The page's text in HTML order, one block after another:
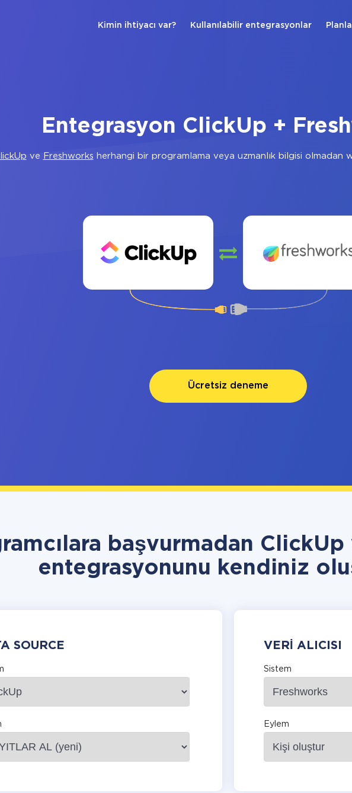
Kimin ihtiyacı var? Kullanılabilir entegrasyonlar
Entegrasyon ClickUp +
ve Freshworks herhangi bir programlama veya uzmanlık bilgisi olmadan
Ücretsiz deneme
başvurmadan
entegrasyonunu kendiniz
SOURCE VERI ALICISI
Sistem
Eylem